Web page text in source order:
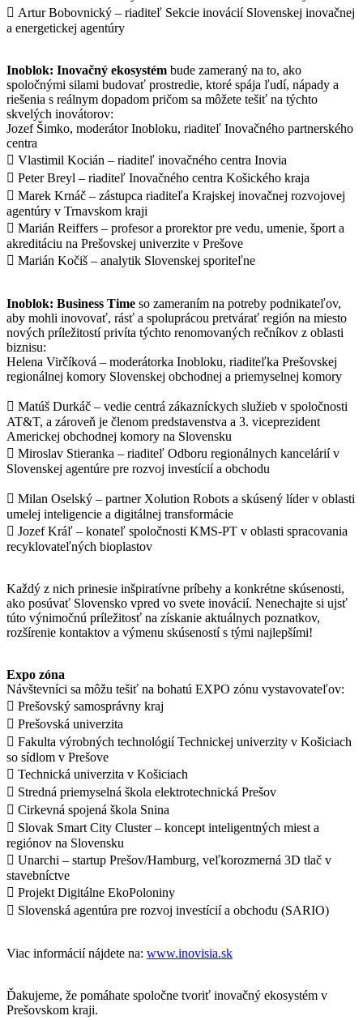
 Artur Bobovnický – riaditeľ Sekcie inovácií Slovenskej inovačnej
a energetickej agentúry
Inoblok: Inovačný ekosystém bude zameraný na to, ako
spoločnými silami budovať prostredie, ktoré spája ľudí, nápady a
riešenia s reálnym dopadom pričom sa môžete tešiť na týchto
skvelých inovátorov:
Jozef Šimko, moderátor Inobloku, riaditeľ Inovačného partnerského
centra
 Vlastimil Kocián – riaditeľ inovačného centra Inovia
 Peter Breyl – riaditeľ Inovačného centra Košického kraja
 Marek Krnáč – zástupca riaditeľa Krajskej inovačnej rozvojovej
agentúry v Trnavskom kraji
 Marián Reiffers – profesor a prorektor pre vedu, umenie, šport a
akreditáciu na Prešovskej univerzite v Prešove
 Marián Kočiš – analytik Slovenskej sporiteľne
Inoblok: Business Time so zameraním na potreby podnikateľov,
aby mohli inovovať, rásť a spoluprácou pretvárať región na miesto
nových príležitostí privíta týchto renomovaných rečníkov z oblasti
biznisu:
Helena Virčíková – moderátorka Inobloku, riaditeľka Prešovskej
regionálnej komory Slovenskej obchodnej a priemyselnej komory
 Matúš Durkáč – vedie centrá zákazníckych služieb v spoločnosti
AT&T, a zároveň je členom predstavenstva a 3. viceprezident
Americkej obchodnej komory na Slovensku
 Miroslav Stieranka – riaditeľ Odboru regionálnych kancelárií v
Slovenskej agentúre pre rozvoj investícií a obchodu
 Milan Oselský – partner Xolution Robots a skúsený líder v oblasti
umelej inteligencie a digitálnej transformácie
 Jozef Kráľ – konateľ spoločnosti KMS-PT v oblasti spracovania
recyklovateľných bioplastov
Každý z nich prinesie inšpiratívne príbehy a konkrétne skúsenosti,
ako posúvať Slovensko vpred vo svete inovácií. Nenechajte si ujsť
túto výnimočnú príležitosť na získanie aktuálnych poznatkov,
rozšírenie kontaktov a výmenu skúseností s tými najlepšími!
Expo zóna
Návštevníci sa môžu tešiť na bohatú EXPO zónu vystavovateľov:
 Prešovský samosprávny kraj
 Prešovská univerzita
 Fakulta výrobných technológií Technickej univerzity v Košiciach
so sídlom v Prešove
 Technická univerzita v Košiciach
 Stredná priemyselná škola elektrotechnická Prešov
 Cirkevná spojená škola Snina
 Slovak Smart City Cluster – koncept inteligentných miest a
regiónov na Slovensku
 Unarchi – startup Prešov/Hamburg, veľkorozmerná 3D tlač v
stavebníctve
 Projekt Digitálne EkoPoloniny
 Slovenská agentúra pre rozvoj investícií a obchodu (SARIO)
Viac informácií nájdete na: www.inovisia.sk
Ďakujeme, že pomáhate spoločne tvoriť inovačný ekosystém v
Prešovskom kraji.